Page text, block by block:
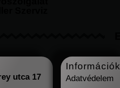
utca 17
Információk
Adatvédelem